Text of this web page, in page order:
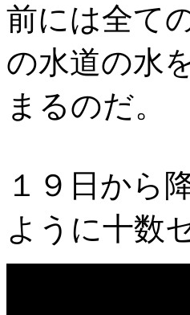
前には全て
の水道の水
まるのだ。
１９日から
ように十数